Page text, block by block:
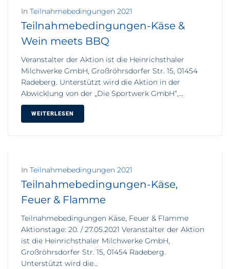
In Teilnahmebedingungen 2021
Teilnahmebedingungen-Käse &
Wein meets BBQ
Veranstalter der Aktion ist die Heinrichsthaler
Milchwerke GmbH, Großröhrsdorfer Str. 15, 01454
Radeberg. Unterstützt wird die Aktion in der
Abwicklung von der „Die Sportwerk GmbH“,...
WEITERLESEN
In Teilnahmebedingungen 2021
Teilnahmebedingungen-Käse,
Feuer & Flamme
Teilnahmebedingungen Käse, Feuer & Flamme
Aktionstage: 20. / 27.05.2021 Veranstalter der Aktion
ist die Heinrichsthaler Milchwerke GmbH,
Großröhrsdorfer Str. 15, 01454 Radeberg.
Unterstützt wird die...